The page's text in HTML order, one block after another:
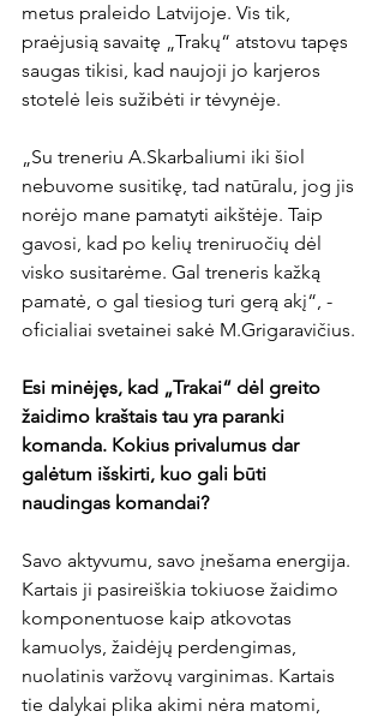
metus praleido Latvijoje. Vis tik,
praėjusią savaitę „Trakų“ atstovu tapęs
saugas tikisi, kad naujoji jo karjeros
stotelė leis sužibėti ir tėvynėje.
„Su treneriu A.Skarbaliumi iki šiol
nebuvome susitikę, tad natūralu, jog jis
norėjo mane pamatyti aikštėje. Taip
gavosi, kad po kelių treniruočių dėl
visko susitarėme. Gal treneris kažką
pamatė, o gal tiesiog turi gerą akį“, -
oficialiai svetainei sakė M.Grigaravičius.
Esi minėjęs, kad „Trakai“ dėl greito
žaidimo kraštais tau yra paranki
komanda. Kokius privalumus dar
galėtum išskirti, kuo gali būti
naudingas komandai?
Savo aktyvumu, savo įnešama energija.
Kartais ji pasireiškia tokiuose žaidimo
komponentuose kaip atkovotas
kamuolys, žaidėjų perdengimas,
nuolatinis varžovų varginimas. Kartais
tie dalykai plika akimi nėra matomi,